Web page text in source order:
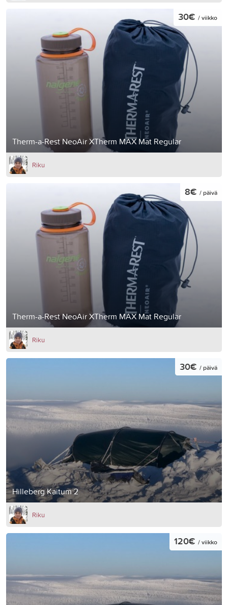
Therm-a-Rest NeoAir XTherm MAX Mat Regular
30€ / viikko
Riku
Therm-a-Rest NeoAir XTherm MAX Mat Regular
8€ / päivä
Riku
Hilleberg Kaitum 2
30€ / päivä
Riku
120€ / viikko